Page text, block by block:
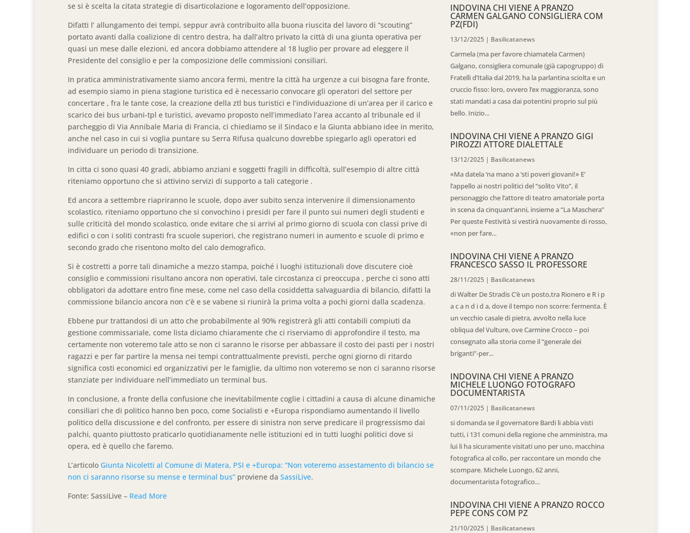
se si è scelta la citata strategie di disarticolazione e logoramento dell’opposizione.
Difatti l’ allungamento dei tempi, seppur avrà contribuito alla buona riuscita del lavoro di “scouting”
portato avanti dalla coalizione di centro destra, ha dall’altro privato la città di una giunta operativa per
quasi un mese dalle elezioni, ed ancora dobbiamo attendere al 18 luglio per provare ad eleggere il
Presidente del consiglio e per la composizione delle commissioni consiliari.
In pratica amministrativamente siamo ancora fermi, mentre la città ha urgenze a cui bisogna fare fronte,
ad esempio siamo in piena stagione turistica ed è necessario convocare gli operatori del settore per
concertare , fra le tante cose, la creazione della ztl bus turistici e l’individuazione di un’area per il carico e
scarico dei bus urbani-tpl e turistici, avevamo proposto nell’immediato l’area accanto al tribunale ed il
parcheggio di Via Annibale Maria di Francia, ci chiediamo se il Sindaco e la Giunta abbiano idee in merito,
anche nel caso in cui si voglia puntare su Serra Rifusa qualcuno dovrebbe spiegarlo agli operatori ed
individuare un periodo di transizione.
In citta ci sono quasi 40 gradi, abbiamo anziani e soggetti fragili in difficoltà, sull’esempio di altre città
riteniamo opportuno che si attivino servizi di supporto a tali categorie .
Ed ancora a settembre riapriranno le scuole, dopo aver subito senza intervenire il dimensionamento
scolastico, riteniamo opportuno che si convochino i presidi per fare il punto sui numeri degli studenti e
sulle criticità del mondo scolastico, onde evitare che si arrivi al primo giorno di scuola con classi prive di
edifici o con i soliti contrasti fra scuole superiori, che registrano numeri in aumento e scuole di primo e
secondo grado che risentono molto del calo demografico.
Si è costretti a porre tali dinamiche a mezzo stampa, poiché i luoghi istituzionali dove discutere cioè
consiglio e commissioni risultano ancora non operativi, tale circostanza ci preoccupa , perche ci sono atti
obbligatori da adottare entro fine mese, come nel caso della cosiddetta salvaguardia di bilancio, difatti la
commissione bilancio ancora non c’è e se vabene si riunirà la prima volta a pochi giorni dalla scadenza.
Ebbene pur trattandosi di un atto che probabilmente al 90% registrerà gli atti contabili compiuti da
gestione commissariale, come lista diciamo chiaramente che ci riserviamo di approfondire il testo, ma
certamente non voteremo tale atto se non ci saranno le risorse per abbassare il costo dei pasti per i nostri
ragazzi e per far partire la mensa nei tempi contrattualmente previsti, perche ogni giorno di ritardo
significa costi economici ed organizzativi per le famiglie, da ultimo non voteremo se non ci saranno risorse
stanziate per individuare nell’immediato un terminal bus.
In conclusione, a fronte della confusione che inevitabilmente coglie i cittadini a causa di alcune dinamiche
consiliari che di politico hanno ben poco, come Socialisti e +Europa rispondiamo aumentando il livello
politico della discussione e del confronto, per essere di sinistra non serve predicare il progressismo dai
palchi, quanto piuttosto praticarlo quotidianamente nelle istituzioni ed in tutti luoghi politici dove si
opera, ed è quello che faremo.
L’articolo Giunta Nicoletti al Comune di Matera, PSI e +Europa: “Non voteremo assestamento di bilancio se
non ci saranno risorse su mense e terminal bus” proviene daSassiLive.
Fonte: SassiLive – Read More
INDOVINA CHI VIENE A PRANZO
CARMEN GALGANO CONSIGLIERA COM
PZ(FDI)
13/12/2025 | Basilicatanews
Carmela (ma per favore chiamatela Carmen)
Galgano, consigliera comunale (già capogruppo) di
Fratelli d’Italia dal 2019, ha la parlantina sciolta e un
cruccio fisso: loro, ovvero l’ex maggioranza, sono
stati mandati a casa dai potentini proprio sul più
bello. Inizio...
INDOVINA CHI VIENE A PRANZO GIGI
PIROZZI ATTORE DIALETTALE
13/12/2025 | Basilicatanews
«Ma datela ‘na mano a ‘sti poveri giovani!» E’
l’appello ai nostri politici del “solito Vito”, il
personaggio che l’attore di teatro amatoriale porta
in scena da cinquant’anni, insieme a “La Maschera”
Per queste Festività si vestirà nuovamente di rosso,
«non per fare...
INDOVINA CHI VIENE A PRANZO
FRANCESCO SASSO IL PROFESSORE
28/11/2025 | Basilicatanews
di Walter De Stradis C’è un posto,tra Rionero e R i p
a c a n d i d a, dove il tempo non scorre: fermenta. È
un vecchio casale di pietra, avvolto nella luce
obliqua del Vulture, ove Carmine Crocco – poi
consegnato alla storia come il “generale dei
briganti”-per...
INDOVINA CHI VIENE A PRANZO
MICHELE LUONGO FOTOGRAFO
DOCUMENTARISTA
07/11/2025 | Basilicatanews
si domanda se il governatore Bardi li abbia visti
tutti, i 131 comuni della regione che amministra, ma
lui li ha sicuramente visitati uno per uno, macchina
fotografica al collo, per raccontare un mondo che
scompare. Michele Luongo, 62 anni,
documentarista fotografico...
INDOVINA CHI VIENE A PRANZO ROCCO
PEPE CONS COM PZ
21/10/2025 | Basilicatanews